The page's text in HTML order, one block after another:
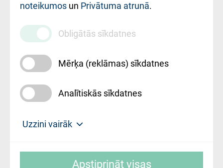
010000234
Maksas
pakalpojumu
cenrādis
noteikumos un Privātuma atrunā.
Obligātās sīkdatnes
Mērķa (reklāmas) sīkdatnes
Analītiskās sīkdatnes
Uzzini vairāk
slimnīca, turpmāk – Pārzinis, sīkdatņu
Apstiprināt visas